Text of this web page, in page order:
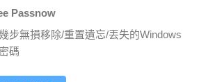
Passnow
步無損移除/重置遺忘/丟失的Windows
碼